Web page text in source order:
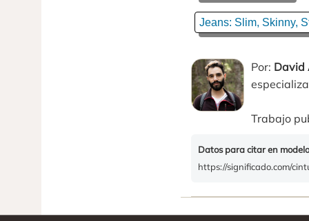
Jeans: Slim, Skinny,
Por: David
Trabajo
Datos para citar en
https://significado.com/